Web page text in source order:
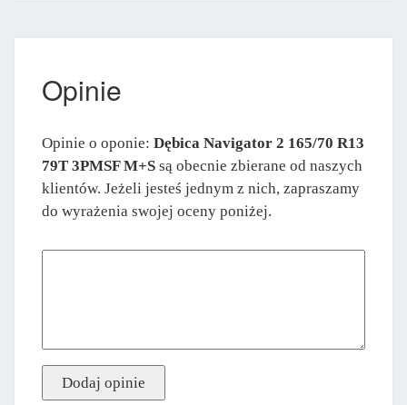
Opinie
Opinie o oponie: Dębica Navigator 2 165/70 R13
79T 3PMSF M+S są obecnie zbierane od naszych
klientów. Jeżeli jesteś jednym z nich, zapraszamy
do wyrażenia swojej oceny poniżej.